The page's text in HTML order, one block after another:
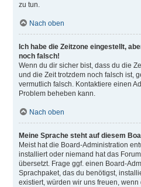
zu tun.
Nach oben
Ich habe die Zeitzone eingestellt,
noch falsch!
Wenn du dir sicher bist, dass du die
und die Zeit trotzdem noch falsch ist,
vermutlich falsch. Kontaktiere einen
Problem beheben kann.
Nach oben
Meine Sprache steht auf diesem
Meist hat die Board-Administration
installiert oder niemand hat das
übersetzt. Frage ggf. einen Board-
Sprachpaket, das du benötigst,
existiert, würden wir uns freuen,